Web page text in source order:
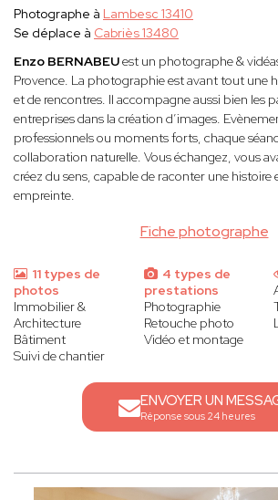
Fiche photographe
Photographe à Lambesc 13410
Se déplace à Cabriès 13480
Enzo BERNABEUest un photographe &
Provence. La photographie est avant tout une
et de rencontres. Il accompagne aussi bien les
entreprises dans la création d’images.
professionnels ou moments forts, chaque
collaboration naturelle. Vous échangez, vous
créez du sens, capable de raconter une histoire
empreinte.
11 types de
photos
Immobilier &
Architecture
Bâtiment
Suivi de chantier
4 types de
prestations
Photographie
Retouche photo
Vidéo et montage
ENVOYER UN
Réponse sous 24 heures